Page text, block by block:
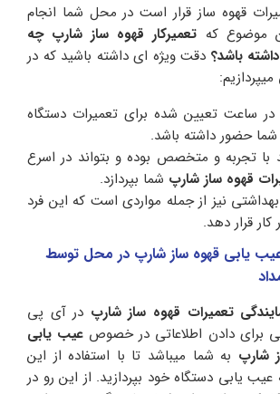
قهوه ساز قرار است در محل شما انجام
موضوع که تعمیرکار قهوه ساز شارپ چه
باشد؟ دقت ویژه ای داشته باشید که در
در ساعت تعیین شده برای تعمیرات دستگاه
حضور داشته باشد.
با تجربه و متخصص بوده و بتواند در اسرع
قهوه ساز شارپ شما بپردازد.
نیز از جمله مواردی است که این فرد
کار قرار دهد.
عیب یابی قهوه ساز شارپ در محل توسط
تعمیرات قهوه ساز شارپ در آی پی
برای دادن اطلاعاتی در خصوص عیب یابی
شارپ به شما میباشد تا با استفاده از این
عیب یابی دستگاه خود بپردازید. از این رو در